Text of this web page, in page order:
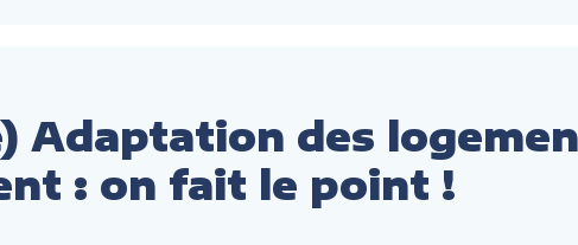
Adaptation des
: on fait le point !